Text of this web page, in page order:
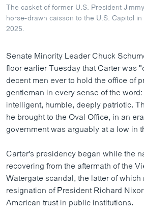
The casket of former U.S. President
horse-drawn caisson to the U.S. Capitol
2025.
Senate Minority Leader Chuck
floor earlier Tuesday that Carter was
decent men ever to hold the office of
gentleman in every sense of the
intelligent, humble, deeply patriotic.
he brought to the Oval Office, in an
government was arguably at a low in
Carter's presidency began while the
recovering from the aftermath of the
Watergate scandal, the latter of
resignation of President Richard
American trust in public institutions.